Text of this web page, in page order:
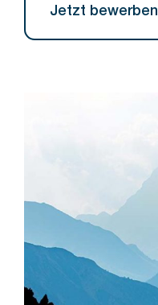
Jetzt bewerben